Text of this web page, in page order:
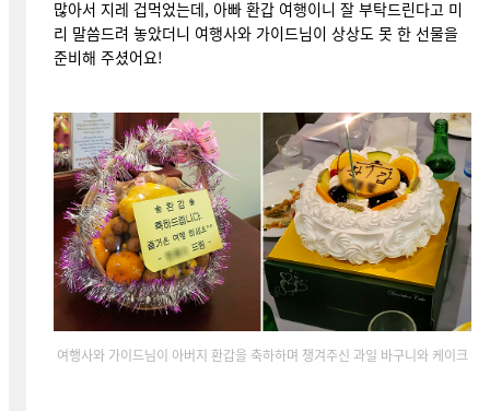
많아서 지레 겁먹었는데, 아빠 환갑 여행이니 잘 부탁드린다고 미
리 말씀드려 놓았더니 여행사와 가이드님이 상상도 못 한 선물을
준비해 주셨어요!
여행사와 가이드님이 아버지 환갑을 축하하며 챙겨주신 과일 바구니와 케이크